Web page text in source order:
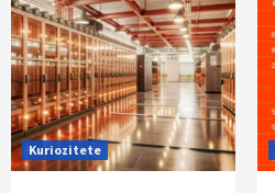
Kuriozitete